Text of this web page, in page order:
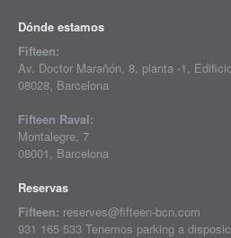
Dónde estamos
Fifteen:
Av. Doctor Marañón, 8, planta -1,
08028, Barcelona
Fifteen Raval:
Montalegre, 7
08001, Barcelona
Reservas
Fifteen: reserves@fifteen-bcn.com
931 165 533 Tenemos parking a